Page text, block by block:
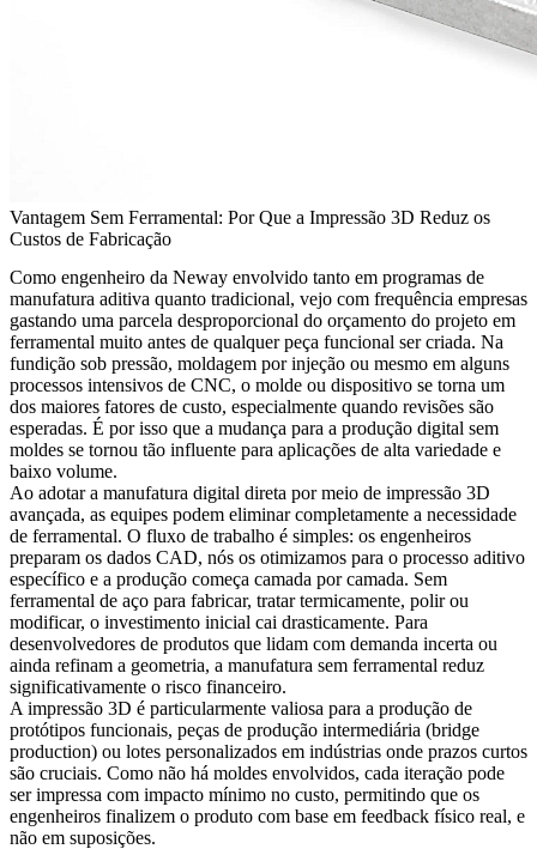
Vantagem Sem Ferramental: Por Que a Impressão 3D Reduz os
Custos de Fabricação
Como engenheiro da Neway envolvido tanto em programas de
manufatura aditiva quanto tradicional, vejo com frequência empresas
gastando uma parcela desproporcional do orçamento do projeto em
ferramental muito antes de qualquer peça funcional ser criada. Na
fundição sob pressão, moldagem por injeção ou mesmo em alguns
processos intensivos de CNC, o molde ou dispositivo se torna um
dos maiores fatores de custo, especialmente quando revisões são
esperadas. É por isso que a mudança para a produção digital sem
moldes se tornou tão influente para aplicações de alta variedade e
baixo volume.
Ao adotar a manufatura digital direta por meio de impressão 3D
avançada, as equipes podem eliminar completamente a necessidade
de ferramental. O fluxo de trabalho é simples: os engenheiros
preparam os dados CAD, nós os otimizamos para o processo aditivo
específico e a produção começa camada por camada. Sem
ferramental de aço para fabricar, tratar termicamente, polir ou
modificar, o investimento inicial cai drasticamente. Para
desenvolvedores de produtos que lidam com demanda incerta ou
ainda refinam a geometria, a manufatura sem ferramental reduz
significativamente o risco financeiro.
A impressão 3D é particularmente valiosa para a produção de
protótipos funcionais, peças de produção intermediária (bridge
production) ou lotes personalizados em indústrias onde prazos curtos
são cruciais. Como não há moldes envolvidos, cada iteração pode
ser impressa com impacto mínimo no custo, permitindo que os
engenheiros finalizem o produto com base em feedback físico real, e
não em suposições.